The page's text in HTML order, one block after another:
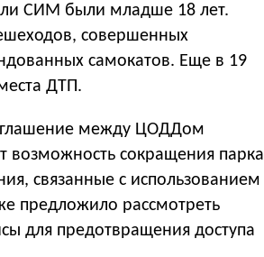
СИМ были младше 18 лет.
совершенных
самокатов. Еще в 19
ДТП.
между ЦОДДом
возможность сокращения парка
связанные с использованием
предложило рассмотреть
для предотвращения доступа